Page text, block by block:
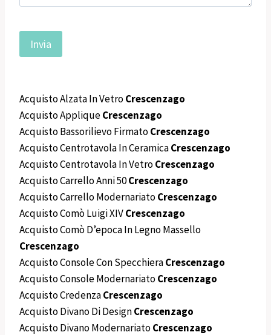
Acquisto Alzata In VetroCrescenzago
Acquisto AppliqueCrescenzago
Acquisto Bassorilievo FirmatoCrescenzago
Acquisto Centrotavola In CeramicaCrescenzago
Acquisto Centrotavola In VetroCrescenzago
Acquisto Carrello Anni 50Crescenzago
Acquisto Carrello ModernariatoCrescenzago
Acquisto Comò Luigi XIVCrescenzago
Acquisto Comò D’epoca In Legno Massello
Crescenzago
Acquisto Console Con SpecchieraCrescenzago
Acquisto Console ModernariatoCrescenzago
Acquisto CredenzaCrescenzago
Acquisto Divano Di DesignCrescenzago
Acquisto Divano ModernariatoCrescenzago